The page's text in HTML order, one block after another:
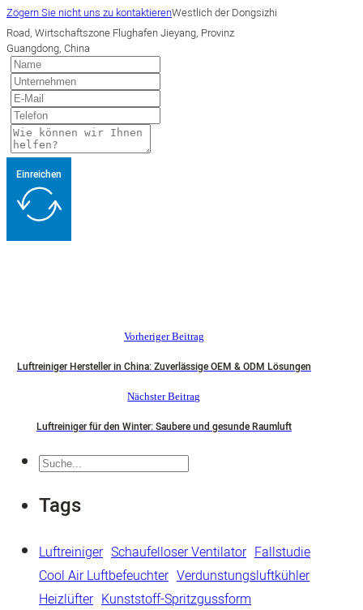
Zögern Sie nicht uns zu kontaktierenWestlich der Dongsizhi
Road, Wirtschaftszone Flughafen Jieyang, Provinz
Guangdong, China
Einreichen
Vorheriger Beitrag
Luftreiniger Hersteller in China: Zuverlässige OEM & ODM Lösungen
Nächster Beitrag
Luftreiniger für den Winter: Saubere und gesunde Raumluft
Suche
Tags
Luftreiniger Schaufelloser Ventilator Fallstudie
Cool Air Luftbefeuchter Verdunstungsluftkühler
Heizlüfter Kunststoff-Spritzgussform